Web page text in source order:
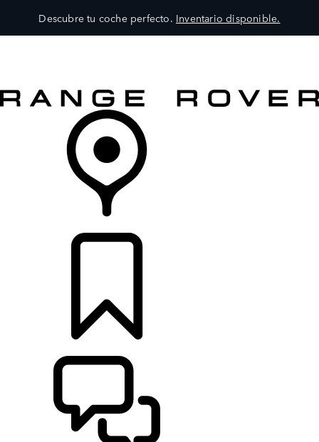
Descubre tu coche perfecto. Inventario disponible.